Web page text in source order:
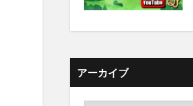
アーカイブ